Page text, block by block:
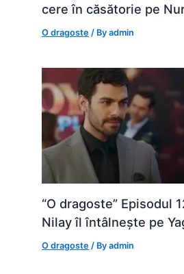
cere în căsătorie pe
O dragoste / Byadmin
“O dragoste” Episodul
Nilay îl întâlnește pe
O dragoste / Byadmin